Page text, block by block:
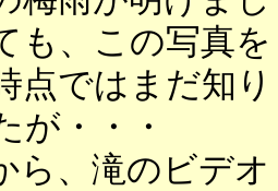
も、この写真を
点ではまだ知り
が・・・
、滝のビデオ